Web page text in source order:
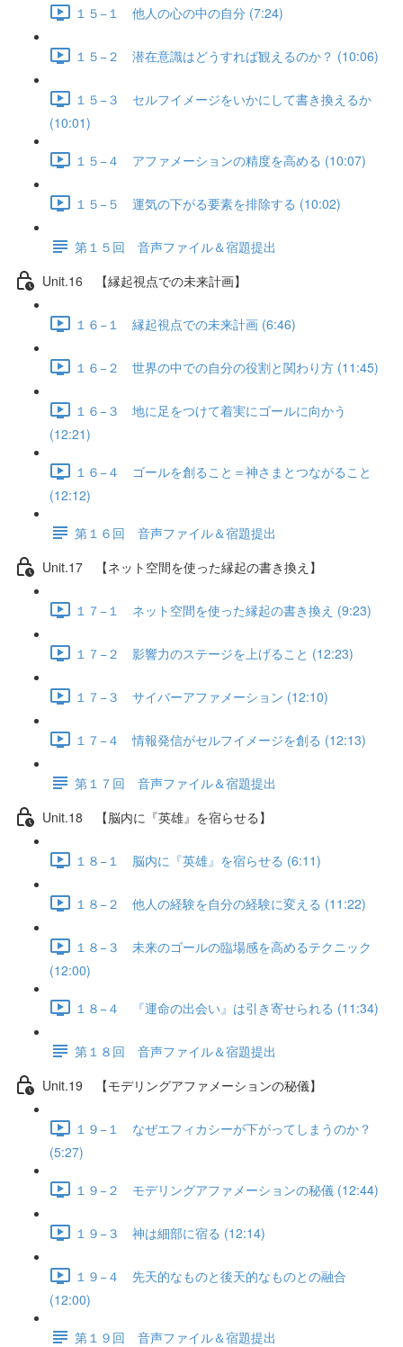
１５−１ 他人の心の中の自分 (7:24)
１５−２ 潜在意識はどうすれば観えるのか？ (10:06)
１５−３ セルフイメージをいかにして書き換えるか
(10:01)
１５−４ アファメーションの精度を高める (10:07)
１５−５ 運気の下がる要素を排除する (10:02)
第１５回 音声ファイル＆宿題提出
Unit.16 【縁起視点での未来計画】
１６−１ 縁起視点での未来計画 (6:46)
１６−２ 世界の中での自分の役割と関わり方 (11:45)
１６−３ 地に足をつけて着実にゴールに向かう
(12:21)
１６−４ ゴールを創ること＝神さまとつながること
(12:12)
第１６回 音声ファイル＆宿題提出
Unit.17 【ネット空間を使った縁起の書き換え】
１７−１ ネット空間を使った縁起の書き換え (9:23)
１７−２ 影響力のステージを上げること (12:23)
１７−３ サイバーアファメーション (12:10)
１７−４ 情報発信がセルフイメージを創る (12:13)
第１７回 音声ファイル＆宿題提出
Unit.18 【脳内に『英雄』を宿らせる】
１８−１ 脳内に『英雄』を宿らせる (6:11)
１８−２ 他人の経験を自分の経験に変える (11:22)
１８−３ 未来のゴールの臨場感を高めるテクニック
(12:00)
１８−４ 『運命の出会い』は引き寄せられる (11:34)
第１８回 音声ファイル＆宿題提出
Unit.19 【モデリングアファメーションの秘儀】
１９−１ なぜエフィカシーが下がってしまうのか？
(5:27)
１９−２ モデリングアファメーションの秘儀 (12:44)
１９−３ 神は細部に宿る (12:14)
１９−４ 先天的なものと後天的なものとの融合
(12:00)
第１９回 音声ファイル＆宿題提出